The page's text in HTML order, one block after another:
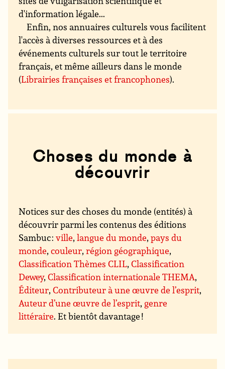
d'information légale...
Enfin, nos annuaires culturels vous facilitent
l'accès à diverses ressources et à des
événements culturels sur tout le territoire
français, et même ailleurs dans le monde
(Librairies françaises et francophones).
Choses du monde à
découvrir
Notices sur des choses du monde (entités) à
découvrir parmi les contenus des éditions
Sambuc :ville,langue du monde,pays du
monde,couleur,région géographique,
Classification Thèmes CLIL,Classification
Dewey,Classification internationale THEMA,
Éditeur,Contributeur à une œuvre de l’esprit,
Auteur d’une œuvre de l’esprit, genre
littéraire. Et bientôt davantage !